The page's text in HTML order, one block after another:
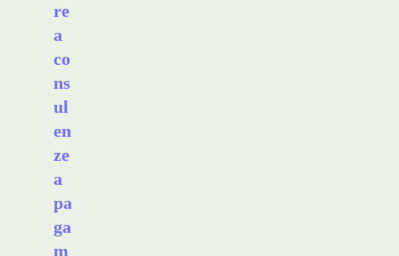
re
a
co
ns
ul
en
ze
a
pa
ga
m